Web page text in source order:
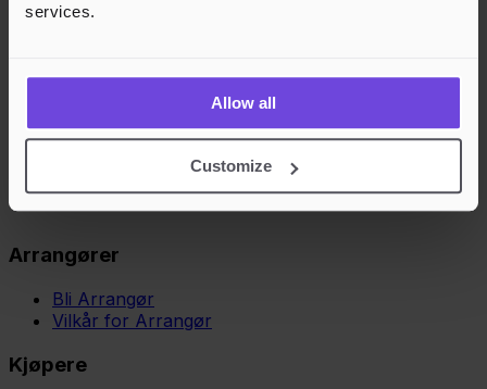
services.
Allow all
Customize
Arrangører
Bli Arrangør
Vilkår for Arrangør
Kjøpere